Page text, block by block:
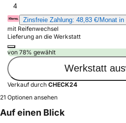
4
Zinsfreie Zahlung: 48,83 €/Monat in
mit Reifenwechsel
Lieferung an die Werkstatt
von 78% gewählt
Werkstatt
Verkauf durch CHECK24
21 Optionen ansehen
Auf einen Blick